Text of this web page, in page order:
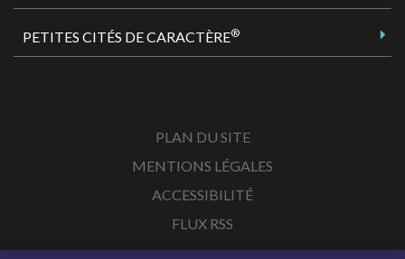
PETITES CITÉS DE CARACTÈRE®
PLAN DU SITE
MENTIONS LÉGALES
ACCESSIBILITÉ
FLUX RSS